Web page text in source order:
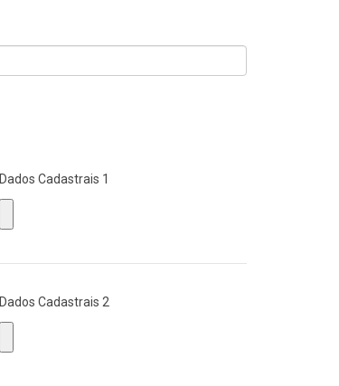
Dados Cadastrais 1
Dados Cadastrais 2